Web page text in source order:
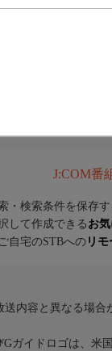
J:COM番
・検索条件を保存
して作成できる お
自宅のSTBへの リ
内容と異なる場合
ガイドロゴは、米